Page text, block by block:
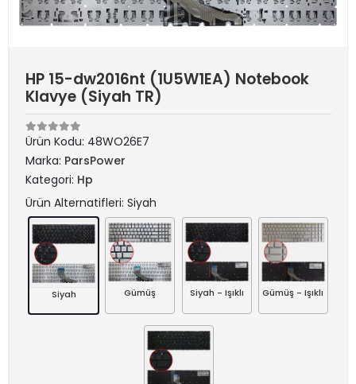
HP 15-dw2016nt (1U5W1EA) Notebook
Klavye (Siyah TR)
Ürün Kodu: 48WO26E7
Marka: ParsPower
Kategori: Hp
Ürün Alternatifleri: Siyah
Siyah Gümüş Siyah - Işıklı Gümüş - Işıklı